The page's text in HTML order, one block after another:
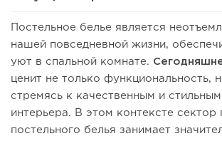
Постельное белье является
нашей повседневной жизни,
уют в спальной комнате.
ценит не только функциональность,
стремясь к качественным и
интерьера. В этом контексте сектор
постельного белья занимает